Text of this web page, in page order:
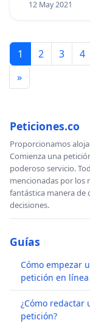
12 May 2021
1 2 3 4
»
Peticiones.co
Proporcionamos
Comienza una
poderoso servicio.
mencionadas por los
fantástica manera de
decisiones.
Guías
Cómo empezar
petición en línea
¿Cómo redactar
petición?